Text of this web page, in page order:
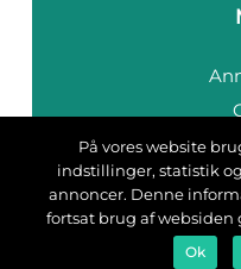
På vores website
indstillinger, statistik
annoncer. Denne
fortsat brug af
Ok